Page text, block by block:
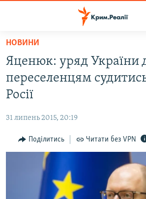
Перейти
основного
матеріалу
Перейти
до
основної
Перейти
до
ВОДА.КРИМ
ВІДЕО ТА ФОТО
БЛОГИ
ПОГЛЯД
ІНТЕРВ'Ю
ВСЕ ЗА ДЕНЬ
СПЕЦПРОЕКТИ
НОВИНИ
Яценюк: уряд України
переселенцям
Росії
31 липень 2015, 20:19
Поділитись Читати без VPN